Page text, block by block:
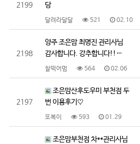
2199
당
달려라달달 521 02.10
2198
양주 조은맘 최명진 관리사님
감사합니다. 강추합니다!!…
찰떡어멈 564 02.06
2197
조은맘산후도우미 부천점 두
번 이용후기♡
또복이 593 01.29
조은맘부천점 차**관리사님